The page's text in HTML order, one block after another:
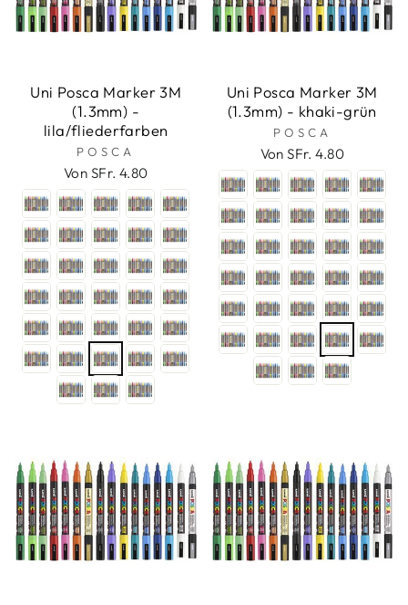
Uni Posca Marker 3M
(1.3mm) -
lila/fliederfarben
POSCA
Von SFr. 4.80
Uni Posca Marker 3M
(1.3mm) - khaki-grün
POSCA
Von SFr. 4.80